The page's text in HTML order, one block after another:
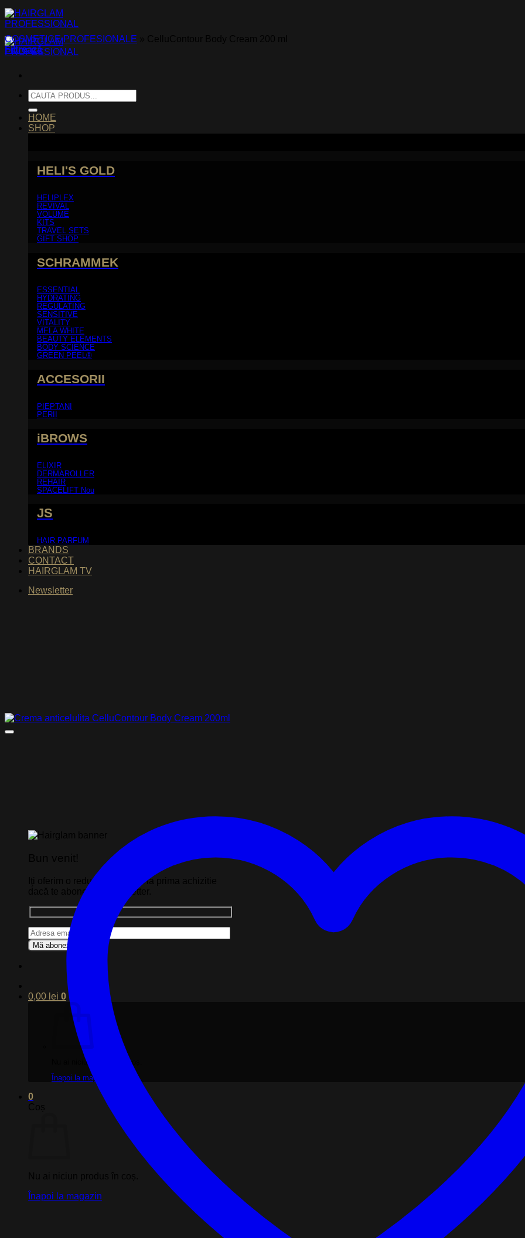
Skip
to
content
Caută
după:
HOME
SHOP
HELI'S GOLD
HELIPLEX
REVIVAL
VOLUME
KITS
TRAVEL SETS
GIFT SHOP
SCHRAMMEK
ESSENTIAL
HYDRATING
REGULATING
SENSITIVE
VITALITY
MELA WHITE
BEAUTY ELEMENTS
BODY SCIENCE
GREEN PEEL®
ACCESORII
PIEPTANI
PERII
iBROWS
ELIXIR
DERMAROLLER
REHAIR
SPACELIFT
JS
HAIR PARFUM
BRANDS
CONTACT
HAIRGLAM TV
Newsletter
Iţi oferim o reducere de 10% la prima achizitie
dacă te abonezi la newsletter.
0,00 lei 0
Nu ai niciun produs în coș.
Înapoi la magazin
0
Înapoi la magazin
COSMETICE PROFESIONALE
Filtrează